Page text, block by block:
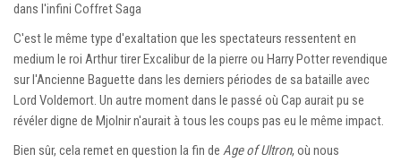
dans l'infini Coffret Saga
C'est le même type d'exaltation que les spectateurs ressentent en
medium le roi Arthur tirer Excalibur de la pierre ou Harry Potter revendique
sur l'Ancienne Baguette dans les derniers périodes de sa bataille avec
Lord Voldemort. Un autre moment dans le passé où Cap aurait pu se
révéler digne de Mjolnir n'aurait à tous les coups pas eu le même impact.
Bien sûr, cela remet en question la fin de Age of Ultron, où nous